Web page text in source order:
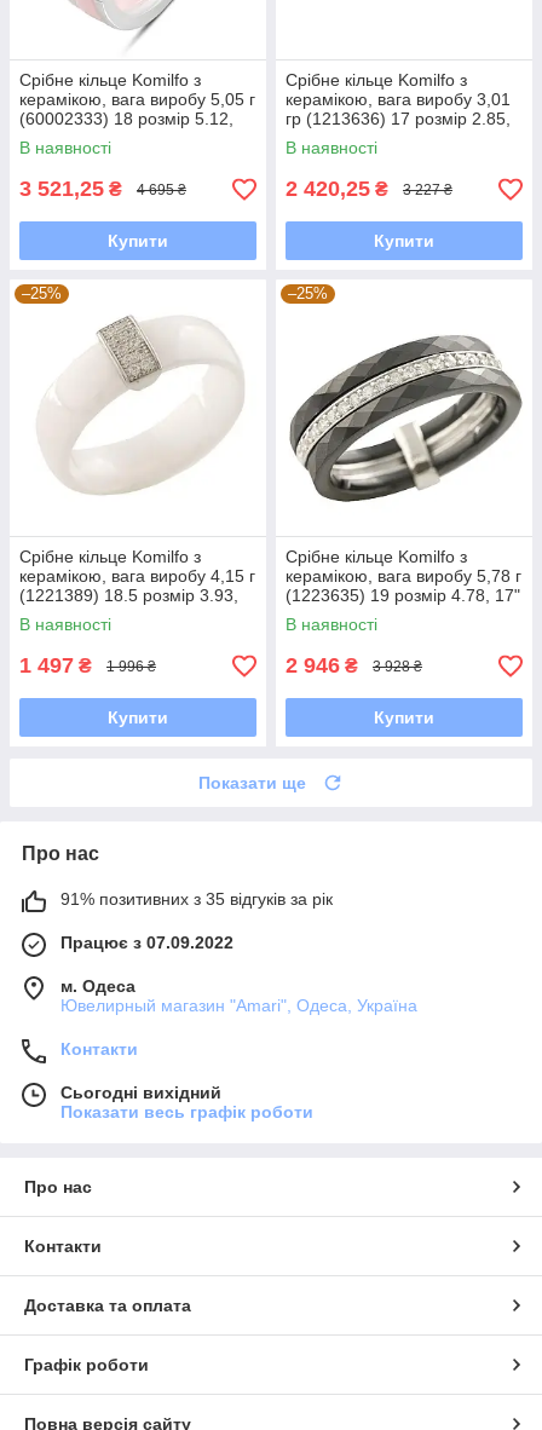
Срібне кільце Komilfo з
керамікою, вага виробу 5,05 г
(60002333) 18 розмір 5.12,
18.5
В наявності
3 521,25 ₴ 4 695 ₴
Купити
Срібне кільце Komilfo з
керамікою, вага виробу 3,01
гр (1213636) 17 розмір 2.85,
18
В наявності
2 420,25 ₴ 3 227 ₴
Купити
–25%
Срібне кільце Komilfo з
керамікою, вага виробу 4,15 г
(1221389) 18.5 розмір 3.93,
17.5
В наявності
1 497 ₴ 1 996 ₴
Купити
–25%
Срібне кільце Komilfo з
керамікою, вага виробу 5,78 г
(1223635) 19 розмір 4.78, 17"
В наявності
2 946 ₴ 3 928 ₴
Купити
Показати ще
Про нас
91% позитивних з 35 відгуків за рік
Працює з 07.09.2022
м. Одеса
Ювелирный магазин "Amari", Одеса, Україна
Контакти
Сьогодні вихідний
Показати весь графік роботи
Про нас
Контакти
Доставка та оплата
Графік роботи
Повна версія сайту